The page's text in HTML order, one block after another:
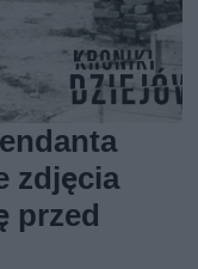
zdjęcia
przed